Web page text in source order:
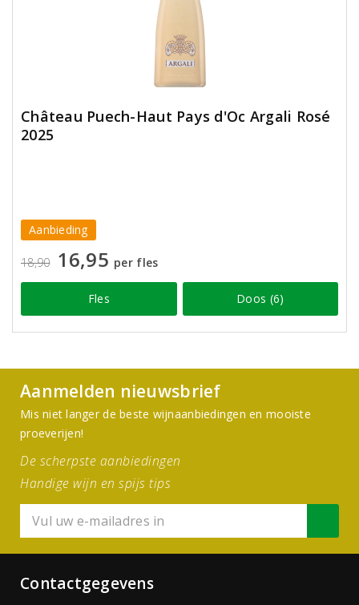
Château Puech-Haut Pays d'Oc Argali Rosé
2025
Aanbieding
18,90 16,95 per fles
Fles Doos (6)
Aanmelden nieuwsbrief
Mis niet langer de beste wijnaanbiedingen en mooiste
proeverijen!
De scherpste aanbiedingen
Handige wijn en spijs tips
Contactgegevens